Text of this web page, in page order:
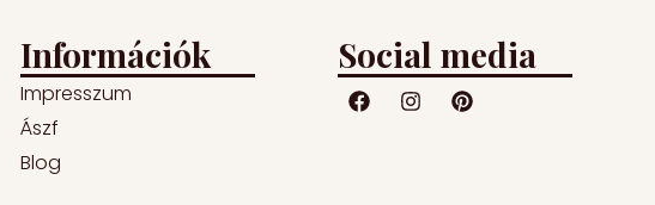
Információk
Impresszum
Ászf
Blog
Social media